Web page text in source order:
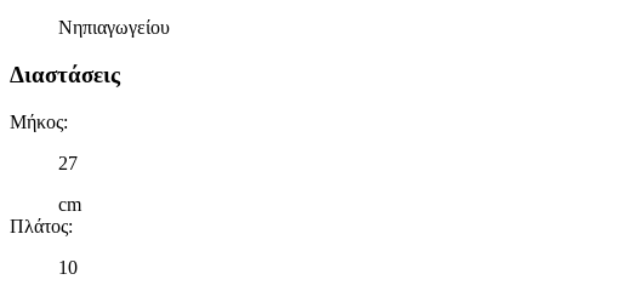
Νηπιαγωγείου
Διαστάσεις
Μήκος:
27
cm
Πλάτος:
10